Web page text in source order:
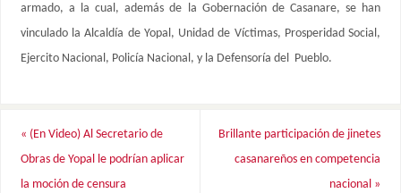
armado, a la cual, además de la Gobernación de Casanare, se han
vinculado la Alcaldía de Yopal, Unidad de Víctimas, Prosperidad Social,
Ejercito Nacional, Policía Nacional, y la Defensoría del Pueblo.
« (En Video) Al Secretario de
Obras de Yopal le podrían aplicar
la moción de censura
Brillante participación de jinetes
casanareños en competencia
nacional »